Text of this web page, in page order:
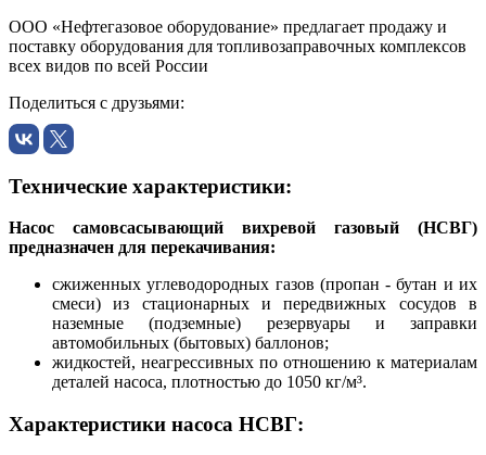
ООО «Нефтегазовое оборудование» предлагает продажу и
поставку оборудования для топливозаправочных комплексов
всех видов по всей России
Поделиться с друзьями:
Технические характеристики:
Насос самовсасывающий вихревой газовый (НСВГ)
предназначен для перекачивания:
сжиженных углеводородных газов (пропан - бутан и их
смеси) из стационарных и передвижных сосудов в
наземные (подземные) резервуары и заправки
автомобильных (бытовых) баллонов;
жидкостей, неагрессивных по отношению к материалам
деталей насоса, плотностью до 1050 кг/м³.
Характеристики насоса НСВГ: